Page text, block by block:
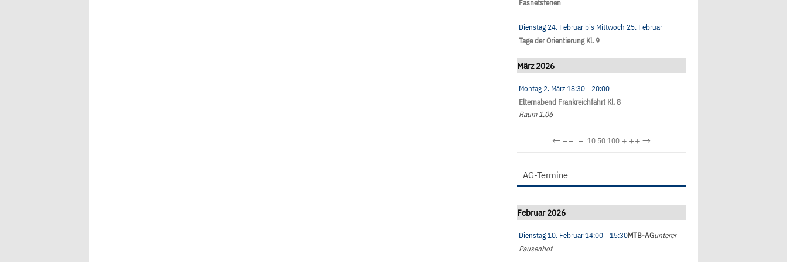
Fasnetsferien
Dienstag 24. Februarbis Mittwoch 25. Februar
Tage der Orientierung Kl. 9
März 2026
Montag 2. März18:30- 20:00
Elternabend Frankreichfahrt Kl. 8
Raum 1.06
←−− − 10 50100 + ++→
AG-Termine
Februar 2026
Dienstag 10. Februar14:00- 15:30MTB-AGunterer
Pausenhof